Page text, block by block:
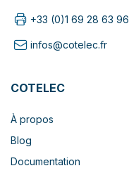
+33 (0)1 69 28 63 96
infos@cotelec.fr
COTELEC
À propos
Blog
Documentation